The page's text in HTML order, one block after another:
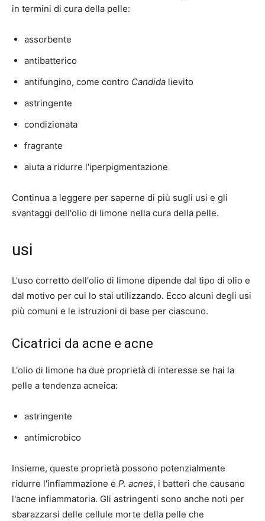
in termini di cura della pelle:
assorbente
antibatterico
antifungino, come contro Candida lievito
astringente
condizionata
fragrante
aiuta a ridurre l'iperpigmentazione
Continua a leggere per saperne di più sugli usi e gli
svantaggi dell'olio di limone nella cura della pelle.
usi
L'uso corretto dell'olio di limone dipende dal tipo di olio e
dal motivo per cui lo stai utilizzando. Ecco alcuni degli usi
più comuni e le istruzioni di base per ciascuno.
Cicatrici da acne e acne
L'olio di limone ha due proprietà di interesse se hai la
pelle a tendenza acneica:
astringente
antimicrobico
Insieme, queste proprietà possono potenzialmente
ridurre l'infiammazione e P. acnes, i batteri che causano
l'acne infiammatoria. Gli astringenti sono anche noti per
sbarazzarsi delle cellule morte della pelle che